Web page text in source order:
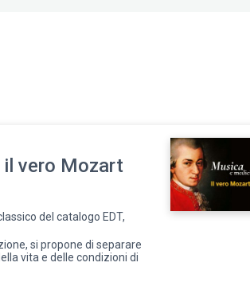
vero Mozart
del catalogo EDT,
si propone di separare
vita e delle condizioni di